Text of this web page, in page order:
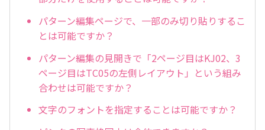
パターン編集ページで、一部のみ切り貼りするこ
とは可能ですか？
パターン編集の見開きで「2ページ目はKJ02、3
ページ目はTC05の左側レイアウト」という組み
合わせは可能ですか？
文字のフォントを指定することは可能ですか？